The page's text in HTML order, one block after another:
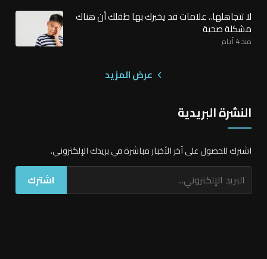
لا تتجاهلها.. علامات قد يخبرك بها طفلك أن هناك
مشكلة صحية
منذ 4 أيام
عرض المزيد
النشرة البريدية
اشترك للحصول على آخر الأخبار مباشرة في بريدك الإلكتروني.
اشترك